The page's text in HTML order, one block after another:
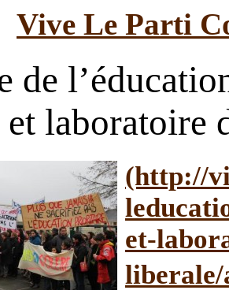
Vive Le Parti
de
laboratoire